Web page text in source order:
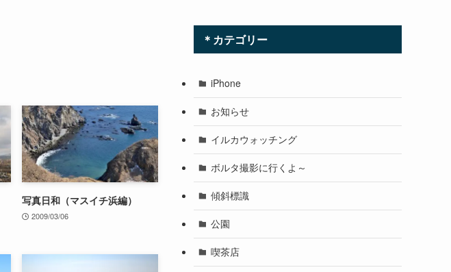
写真日和（マスイチ浜編）
2009/03/06
＊カテゴリー
iPhone
お知らせ
イルカウォッチング
ボルタ撮影に行くよ～
傾斜標識
公園
喫茶店